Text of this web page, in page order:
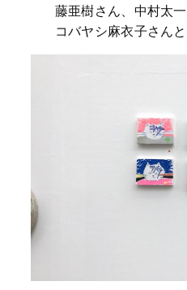
藤亜樹さん、中村太
コバヤシ麻衣子さんと